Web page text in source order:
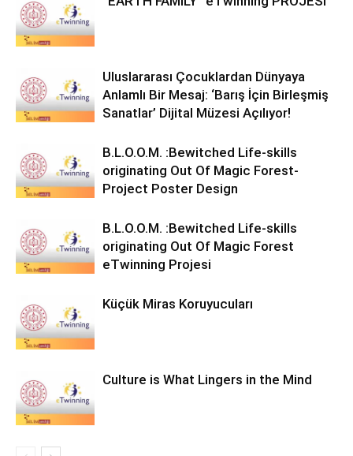
Uluslararası Çocuklardan Dünyaya
Anlamlı Bir Mesaj: ‘Barış İçin Birleşmiş
Sanatlar’ Dijital Müzesi Açılıyor!
B.L.O.O.M. :Bewitched Life-skills
originating Out Of Magic Forest-
Project Poster Design
B.L.O.O.M. :Bewitched Life-skills
originating Out Of Magic Forest
eTwinning Projesi
Küçük Miras Koruyucuları
Culture is What Lingers in the Mind